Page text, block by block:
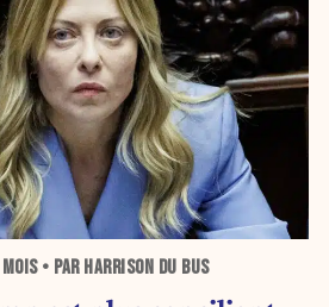
• PAR HARRISON DU BUS